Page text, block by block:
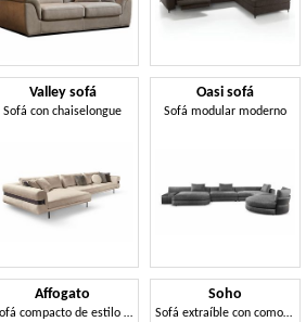
Valley sofá
Sofá con chaiselongue
Oasi sofá
Sofá modular moderno
Affogato
Sofá compacto de estilo riguroso
Soho
Sofá extraíble con comodidad envolvente